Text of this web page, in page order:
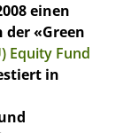
einen
«Green
Equity Fund
in